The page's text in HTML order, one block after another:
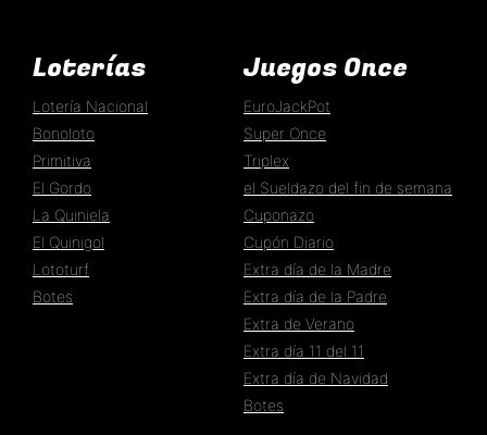
Loterías
Lotería Nacional
Bonoloto
Primitiva
El Gordo
La Quiniela
El Quinigol
Lototurf
Botes
Juegos Once
EuroJackPot
Super Once
Triplex
el Sueldazo del fin de semana
Cuponazo
Cupón Diario
Extra día de la Madre
Extra día de la Padre
Extra de Verano
Extra día 11 del 11
Extra día de Navidad
Botes